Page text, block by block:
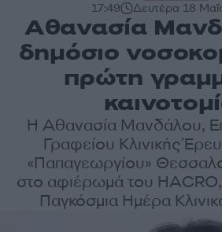
17:49 Δευτέρα 18
Αθανασία
δημόσιο
πρώτη
Η Αθανασία Μανδάλου,
Γραφείου Κλινικής
«Παπαγεωργίου»
στο αφιέρωμά του
Παγκόσμια Ημέρα